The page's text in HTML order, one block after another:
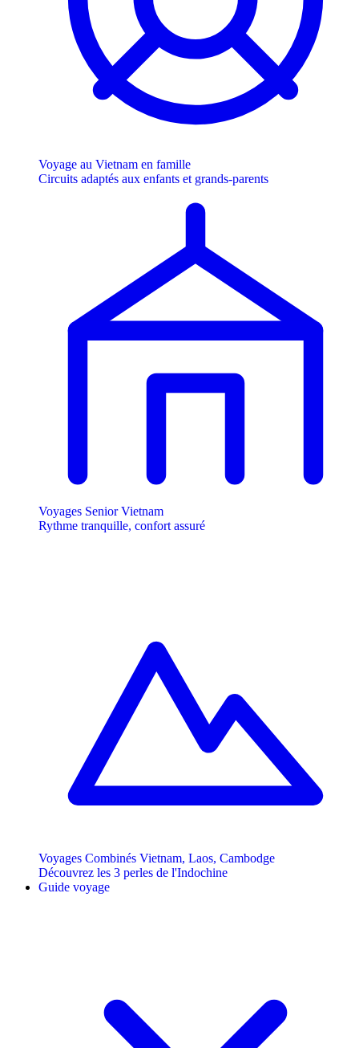
Voyage au Vietnam en famille
Circuits adaptés aux enfants et grands-parents
Voyages Senior Vietnam
Rythme tranquille, confort assuré
Voyages Combinés Vietnam, Laos, Cambodge
Découvrez les 3 perles de l'Indochine
Guide voyage